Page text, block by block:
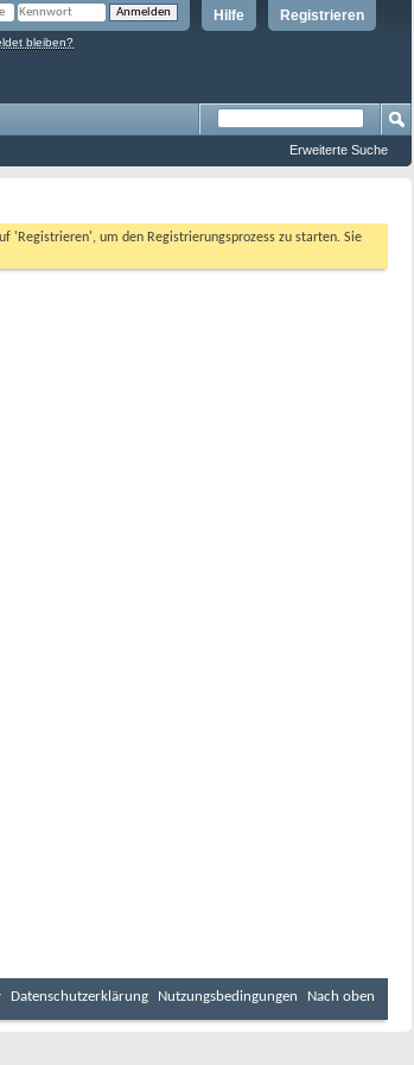
Registrieren
Hilfe
bleiben?
Erweiterte Suche
'Registrieren', um den Registrierungsprozess zu starten. Sie
Datenschutzerklärung Nutzungsbedingungen Nach oben